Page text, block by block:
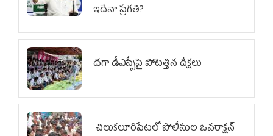
ఇదేనా ప్రగతి?
దగా డీఎస్సీపై పోటెత్తిన దీక్షలు
చిలుక‌లూరిపేట‌లో పోలీసుల ఓవ‌రాక్ష‌న్‌